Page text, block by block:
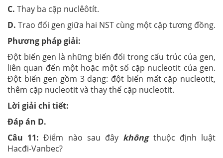
C. Thay ba cặp nuclêôtít.
D. Trao đổi gen giữa hai NST cùng một cặp t­ương đồng.
Phương pháp giải:
Đột biến gen là những biến đổi trong cấu trúc của gen,
liên quan đến một hoặc một số cặp nucleotit của gen.
Đột biến gen gồm 3 dạng: đột biến mất cặp nucleotit,
thêm cặp nucleotit và thay thế cặp nucleotit.
Lời giải chi tiết:
Đáp án D.
Câu 11: Điểm nào sau đây khôngthuộc định luật
Hacđi-Vanbec?